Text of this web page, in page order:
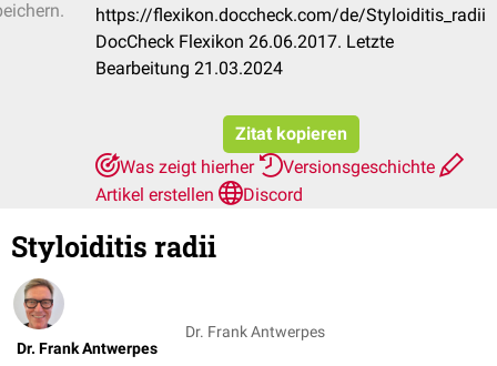
https://flexikon.doccheck.com/de/Styloiditis_radii
DocCheck Flexikon 26.06.2017. Letzte
Bearbeitung 21.03.2024
Zitat kopieren
Was zeigt hierher
Versionsgeschichte
Artikel erstellen
Discord
Styloiditis radii
Dr. Frank Antwerpes
Dr. Frank Antwerpes